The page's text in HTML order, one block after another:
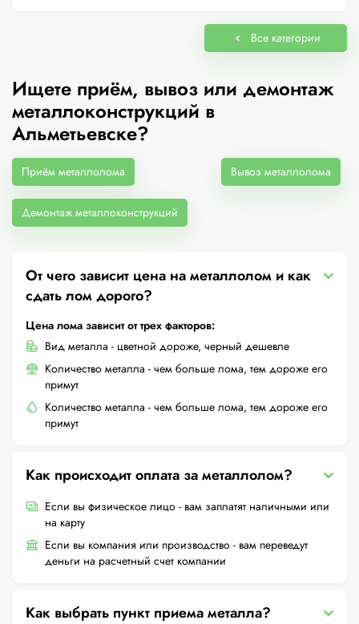
Все категории
Ищете приём, вывоз или демонтаж
металлоконструкций в
Альметьевске?
Приём металлолома Вывоз металлолома
Демонтаж металлоконструкций
От чего зависит цена на металлолом и как
сдать лом дорого?
Цена лома зависит от трех факторов:
Вид металла - цветной дороже, черный дешевле
Количество металла - чем больше лома, тем дороже его
примут
Количество металла - чем больше лома, тем дороже его
примут
Как происходит оплата за металлолом?
Если вы физическое лицо - вам заплатят наличными или
на карту
Если вы компания или производство - вам переведут
деньги на расчетный счет компании
Как выбрать пункт приема металла?